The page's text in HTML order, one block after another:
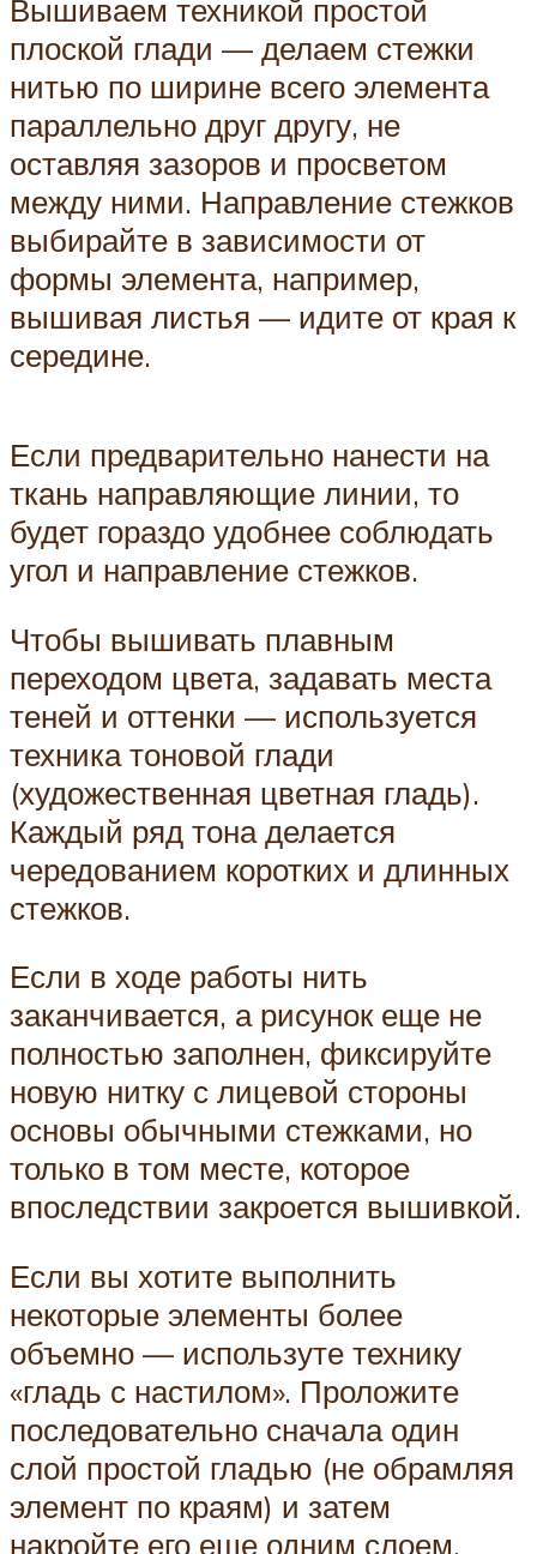
Вышиваем техникой простой
плоской глади — делаем стежки
нитью по ширине всего элемента
параллельно друг другу, не
оставляя зазоров и просветом
между ними. Направление стежков
выбирайте в зависимости от
формы элемента, например,
вышивая листья — идите от края к
середине.
Если предварительно нанести на
ткань направляющие линии, то
будет гораздо удобнее соблюдать
угол и направление стежков.
Чтобы вышивать плавным
переходом цвета, задавать места
теней и оттенки — используется
техника тоновой глади
(художественная цветная гладь).
Каждый ряд тона делается
чередованием коротких и длинных
стежков.
Если в ходе работы нить
заканчивается, а рисунок еще не
полностью заполнен, фиксируйте
новую нитку с лицевой стороны
основы обычными стежками, но
только в том месте, которое
впоследствии закроется вышивкой.
Если вы хотите выполнить
некоторые элементы более
объемно — используте технику
«гладь с настилом». Проложите
последовательно сначала один
слой простой гладью (не обрамляя
элемент по краям) и затем
накройте его еще одним слоем.